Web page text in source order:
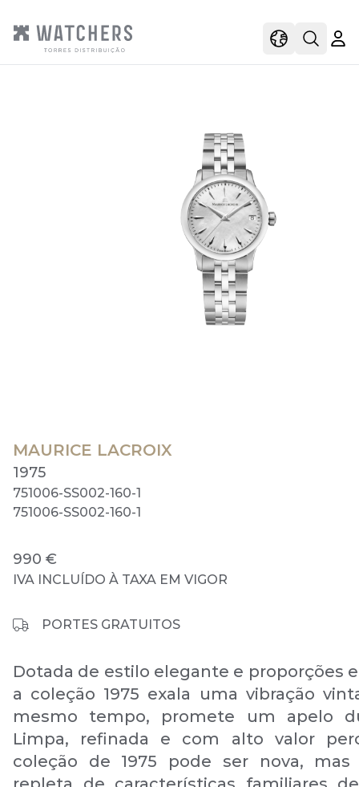
viewOpen
MAURICE LACROIX
1975
751006-SS002-160-1
751006-SS002-160-1
990 €
IVA INCLUÍDO À TAXA EM VIGOR
PORTES GRATUITOS
Dotada de estilo elegante e proporções
a coleção 1975 exala uma vibração
mesmo tempo, promete um apelo
Limpa, refinada e com alto valor
coleção de 1975 pode ser nova, mas